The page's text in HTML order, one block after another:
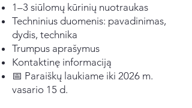
1–3 siūlomų kūrinių nuotraukas
Techninius duomenis: pavadinimas,
dydis, technika
Trumpus aprašymus
Kontaktinę informaciją
📅 Paraiškų laukiame iki 2026 m.
vasario 15 d.